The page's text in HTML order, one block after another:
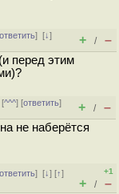
ответить][↓]
+ / –
перед этим
[^^^] [ответить]
+ / –
не наберётся
ответить][↓] [↑]
+1
+ / –